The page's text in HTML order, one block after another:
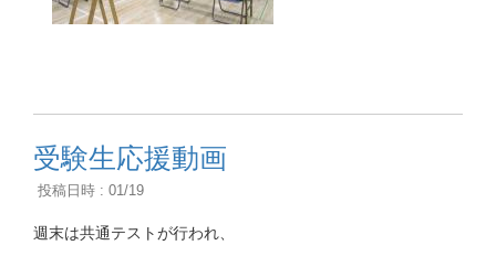
受験生応援動画
投稿日時 : 01/19
週末は共通テストが行われ、